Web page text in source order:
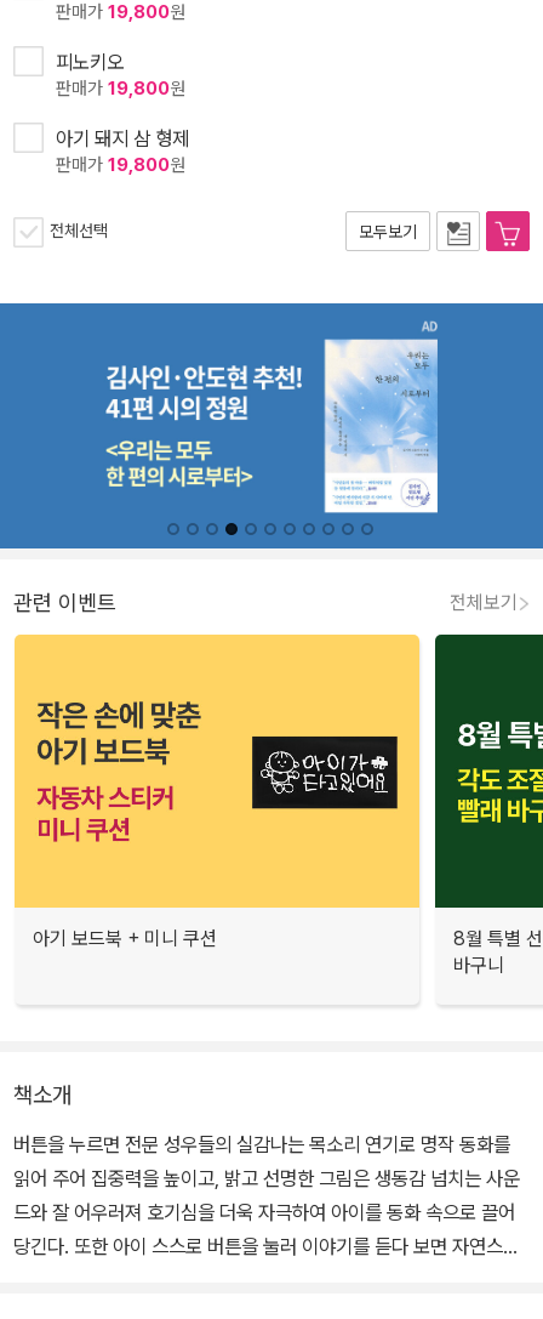
판매가 19,800원
피노키오
판매가 19,800원
아기 돼지 삼 형제
판매가 19,800원
전체선택 모두보기
관련 이벤트 전체보기
아기 보드북 + 미니 쿠션
8월 특별
바구니
책소개
버튼을 누르면 전문 성우들의 실감나는 목소리 연기로 명작 동화를
읽어 주어 집중력을 높이고, 밝고 선명한 그림은 생동감 넘치는 사운
드와 잘 어우러져 호기심을 더욱 자극하여 아이를 동화 속으로 끌어
당긴다. 또한 아이 스스로 버튼을 눌러 이야기를 듣다 보면 자연스럽